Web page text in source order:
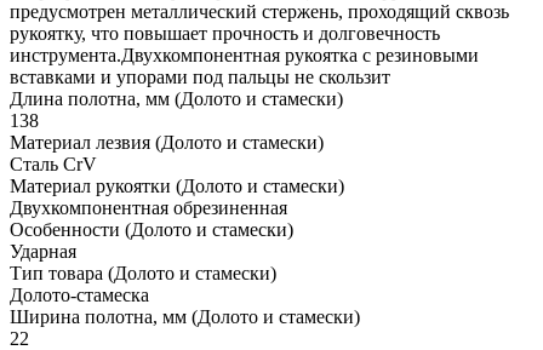
предусмотрен металлический стержень, проходящий сквозь
рукоятку, что повышает прочность и долговечность
инструмента.Двухкомпонентная рукоятка с резиновыми
вставками и упорами под пальцы не скользит
Длина полотна, мм (Долото и стамески)
138
Материал лезвия (Долото и стамески)
Сталь CrV
Материал рукоятки (Долото и стамески)
Двухкомпонентная обрезиненная
Особенности (Долото и стамески)
Ударная
Тип товара (Долото и стамески)
Долото-стамеска
Ширина полотна, мм (Долото и стамески)
22